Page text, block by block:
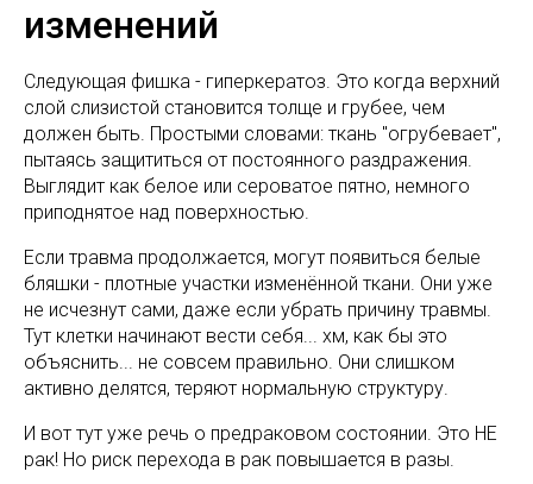
изменений
Следующая фишка - гиперкератоз. Это когда верхний
слой слизистой становится толще и грубее, чем
должен быть. Простыми словами: ткань "огрубевает",
пытаясь защититься от постоянного раздражения.
Выглядит как белое или сероватое пятно, немного
приподнятое над поверхностью.
Если травма продолжается, могут появиться белые
бляшки - плотные участки изменённой ткани. Они уже
не исчезнут сами, даже если убрать причину травмы.
Тут клетки начинают вести себя... хм, как бы это
объяснить... не совсем правильно. Они слишком
активно делятся, теряют нормальную структуру.
И вот тут уже речь о предраковом состоянии. Это НЕ
рак! Но риск перехода в рак повышается в разы.